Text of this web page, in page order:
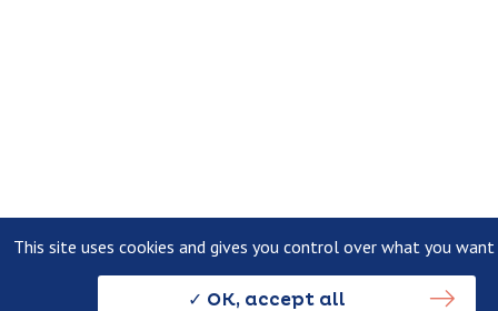
This site uses cookies and gives you control over what you
OK, accept all